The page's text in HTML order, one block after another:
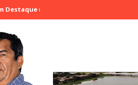
I Feira de Artesãos e Produtores